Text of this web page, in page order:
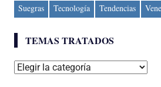
Suegras
Tecnología Tendencias
TEMAS TRATADOS
Temas